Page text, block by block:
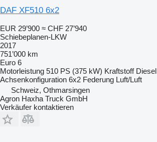
DAF XF510 6x2
EUR 29’900 ≈ CHF 27’940
Schiebeplanen-LKW
2017
751’000 km
Euro 6
Motorleistung 510 PS (375 kW) Kraftstoff Diesel
Achsenkonfiguration 6x2 Federung Luft/Luft
Schweiz, Othmarsingen
Agron Haxha Truck GmbH
Verkäufer kontaktieren